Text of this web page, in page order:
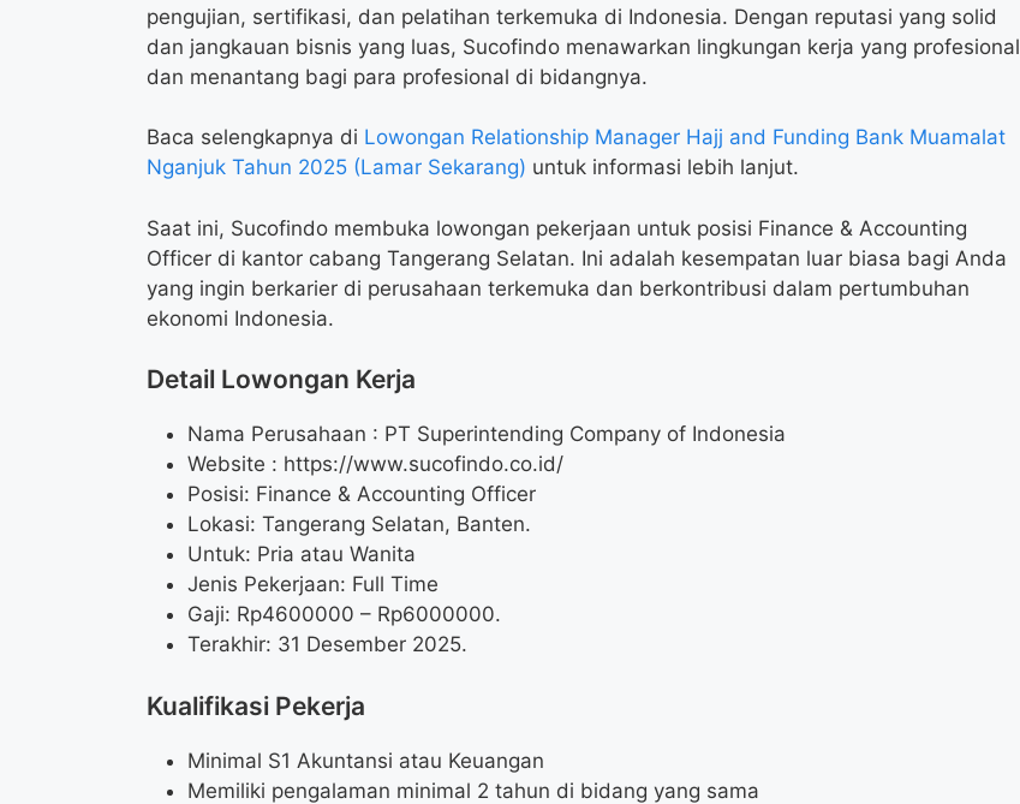
pengujian, sertifikasi, dan pelatihan terkemuka di Indonesia. Dengan reputasi yang solid
dan jangkauan bisnis yang luas, Sucofindo menawarkan lingkungan kerja yang profesional
dan menantang bagi para profesional di bidangnya.
Baca selengkapnya di Lowongan Relationship Manager Hajj and Funding Bank Muamalat
Nganjuk Tahun 2025 (Lamar Sekarang) untuk informasi lebih lanjut.
Saat ini, Sucofindo membuka lowongan pekerjaan untuk posisi Finance & Accounting
Officer di kantor cabang Tangerang Selatan. Ini adalah kesempatan luar biasa bagi Anda
yang ingin berkarier di perusahaan terkemuka dan berkontribusi dalam pertumbuhan
ekonomi Indonesia.
Detail Lowongan Kerja
Nama Perusahaan : PT Superintending Company of Indonesia
Website : https://www.sucofindo.co.id/
Posisi: Finance & Accounting Officer
Lokasi: Tangerang Selatan, Banten.
Untuk: Pria atau Wanita
Jenis Pekerjaan: Full Time
Gaji: Rp4600000 – Rp6000000.
Terakhir: 31 Desember 2025.
Kualifikasi Pekerja
Minimal S1 Akuntansi atau Keuangan
Memiliki pengalaman minimal 2 tahun di bidang yang sama